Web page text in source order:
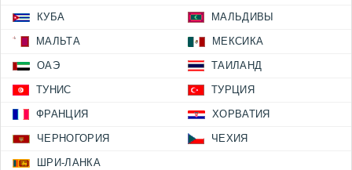
КУБА МАЛЬДИВЫ
МАЛЬТА МЕКСИКА
ОАЭ ТАИЛАНД
ТУНИС ТУРЦИЯ
ФРАНЦИЯ ХОРВАТИЯ
ЧЕРНОГОРИЯ ЧЕХИЯ
ШРИ-ЛАНКА